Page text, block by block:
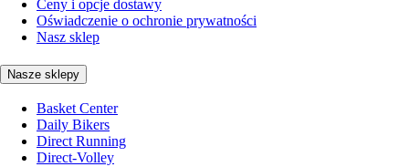
Ceny i opcje dostawy
Oświadczenie o ochronie prywatności
Nasz sklep
Nasze sklepy
Basket Center
Daily Bikers
Direct Running
Direct-Volley